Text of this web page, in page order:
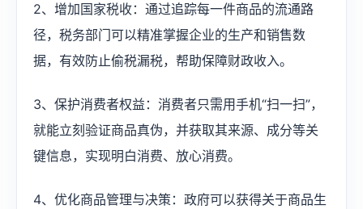
2、增加国家税收：通过追踪每一件商品的流通路
径，税务部门可以精准掌握企业的生产和销售数
据，有效防止偷税漏税，帮助保障财政收入。
3、保护消费者权益：消费者只需用手机“扫一扫”，
就能立刻验证商品真伪，并获取其来源、成分等关
键信息，实现明白消费、放心消费。
4、优化商品管理与决策：政府可以获得关于商品生